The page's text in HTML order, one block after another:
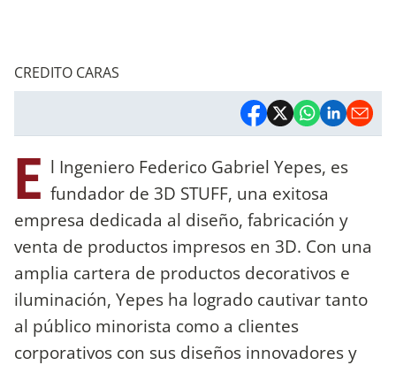
CREDITO CARAS
E l Ingeniero Federico Gabriel Yepes, es
fundador de 3D STUFF, una exitosa
empresa dedicada al diseño, fabricación y
venta de productos impresos en 3D. Con una
amplia cartera de productos decorativos e
iluminación, Yepes ha logrado cautivar tanto
al público minorista como a clientes
corporativos con sus diseños innovadores y